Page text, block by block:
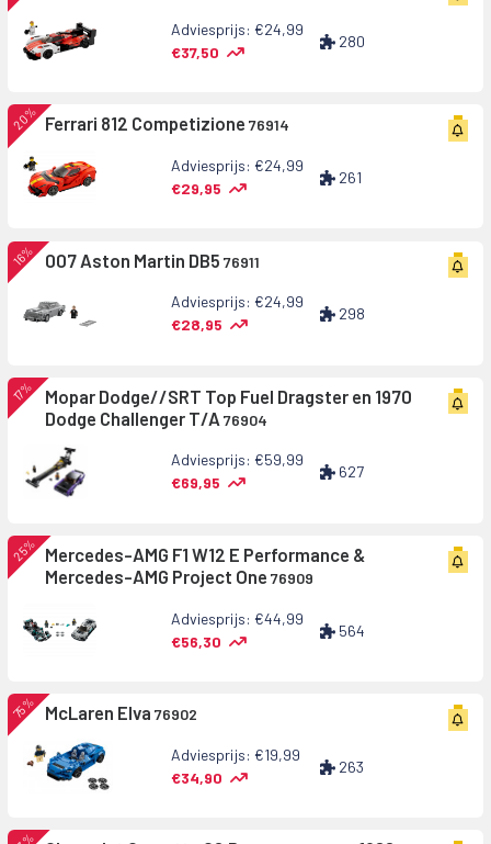
Adviesprijs: €24,99
€37,50
280
20% Ferrari 812 Competizione 76914
Adviesprijs: €24,99
€29,95
261
16% 007 Aston Martin DB5 76911
Adviesprijs: €24,99
€28,95
298
17% Mopar Dodge//SRT Top Fuel Dragster en 1970
Dodge Challenger T/A 76904
Adviesprijs: €59,99
€69,95
627
25% Mercedes-AMG F1 W12 E Performance &
Mercedes-AMG Project One 76909
Adviesprijs: €44,99
€56,30
564
75% McLaren Elva 76902
Adviesprijs: €19,99
€34,90
263